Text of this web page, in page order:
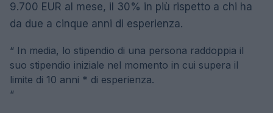
9.700 EUR al mese, il 30% in più rispetto a chi ha
da due a cinque anni di esperienza.
“ In media, lo stipendio di una persona raddoppia il
suo stipendio iniziale nel momento in cui supera il
limite di 10 anni * di esperienza.
“